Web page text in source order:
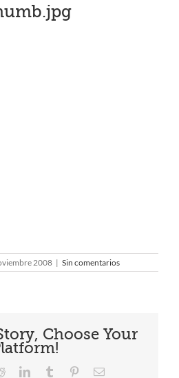
2008 | Sin comentarios
Choose Your
RedditLinkedInTumblr PinterestCorreo